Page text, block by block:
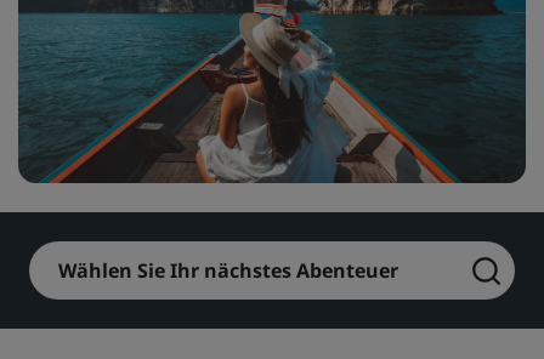
Park Plaza Park Inn by Radisson
Prize by Radisson Country Inn & Suites
Verbundene Marken in China
J.
Hotels im Stadtzentrum
Besuchen Sie unseren Blog
Wählen Sie Ihr nächstes Abenteuer